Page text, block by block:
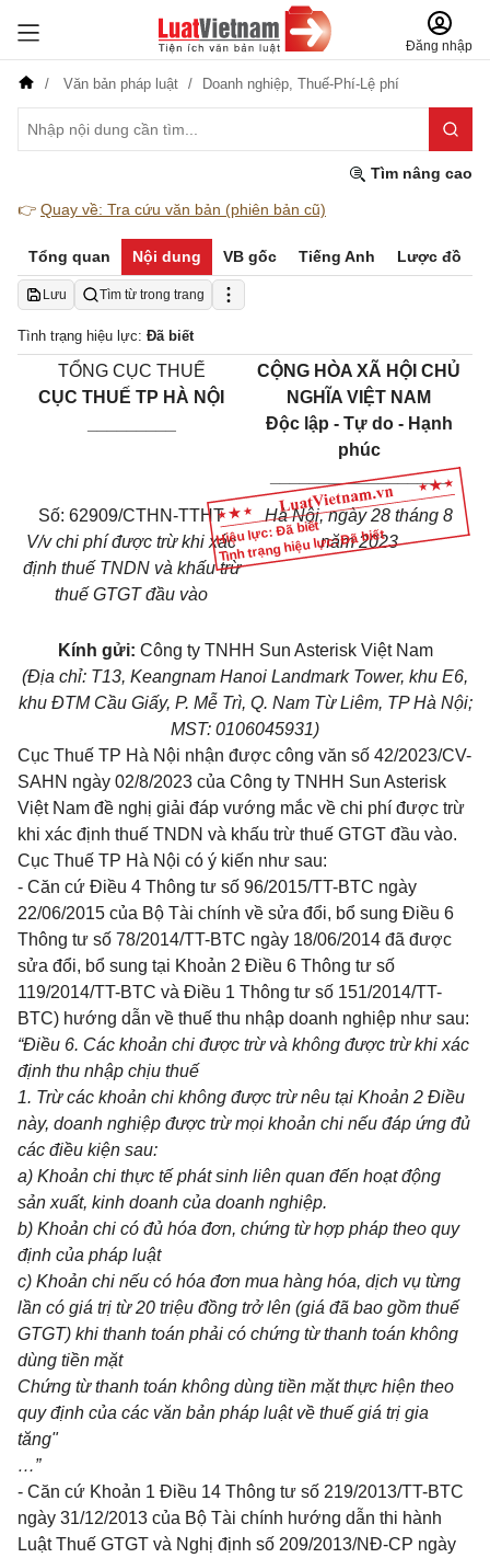
Đăng nhập
Văn bản pháp luật Doanh nghiệp, Thuế-Phí-Lệ phí
Tìm nâng cao
👉 Quay về: Tra cứu văn bản (phiên bản cũ)
Tổng quan Nội dung VB gốc Tiếng Anh Lược đồ
Lưu Tìm từ trong trang
Tình trạng hiệu lực: Đã biết
Hiệu lực: Đã biết
Tình trạng hiệu lực: Đã biết
TỔNG CỤC THUẾ
CỤC THUẾ TP HÀ NỘI
CỘNG HÒA XÃ HỘI CHỦ
NGHĨA VIỆT NAM
Độc lập - Tự do - Hạnh
phúc
__________________
Số: 62909/CTHN-TTHT
V/v chi phí được trừ khi xác
định thuế TNDN và khấu trừ
thuế GTGT đầu vào
Hà Nội, ngày28 tháng 8
năm 2023
Kính gửi: Công ty TNHH Sun Asterisk Việt Nam
(Địa chỉ: T13, Keangnam Hanoi Landmark Tower, khu E6,
khu ĐTM Cầu Giấy, P. Mễ Trì, Q. Nam Từ Liêm, TP Hà Nội;
MST: 0106045931)
Cục Thuế TP Hà Nội nhận được công văn số 42/2023/CV-
SAHN ngày 02/8/2023 của Công ty TNHH Sun Asterisk
Việt Nam đề nghị giải đáp vướng mắc về chi phí được trừ
khi xác định thuế TNDN và khấu trừ thuế GTGT đầu vào.
Cục Thuế TP Hà Nội có ý kiến như sau:
- Căn cứ Điều 4 Thông tư số 96/2015/TT-BTC ngày
22/06/2015 của Bộ Tài chính về sửa đổi, bổ sung Điều 6
Thông tư số 78/2014/TT-BTC ngày 18/06/2014 đã được
sửa đổi, bổ sung tại Khoản 2 Điều 6 Thông tư số
119/2014/TT-BTC và Điều 1 Thông tư số 151/2014/TT-
BTC) hướng dẫn về thuế thu nhập doanh nghiệp như sau:
“Điều 6. Các khoản chi được trừ và không được trừ khi xác
định thu nhập chịu thuế
1. Trừ các khoản chi không được trừ nêu tại Khoản 2 Điều
này, doanh nghiệp được trừ mọi khoản chi nếu đáp ứng đủ
các điều kiện sau:
a) Khoản chi thực tế phát sinh liên quan đến hoạt động
sản xuất, kinh doanh của doanh nghiệp.
b) Khoản chi có đủ hóa đơn, chứng từ hợp pháp theo quy
định của pháp luật
c) Khoản chi nếu có hóa đơn mua hàng hóa, dịch vụ từng
lần có giá trị từ 20 triệu đồng trởlên (giá đã bao gồm thuế
GTGT) khi thanh toán phải có chứng từ thanh toán không
dùng tiền mặt
Chứng từ thanh toán không dùng tiền mặt thực hiện theo
quy định của các văn bản pháp luật về thuế giá trị gia
tăng"
…”
- Căn cứ Khoản 1 Điều 14 Thông tư số 219/2013/TT-BTC
ngày 31/12/2013 của Bộ Tài chính hướng dẫn thi hành
Luật Thuế GTGT và Nghị định số 209/2013/NĐ-CP ngày